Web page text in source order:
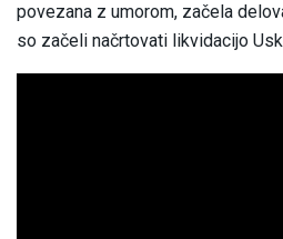
povezana z umorom, začela
so začeli načrtovati likvidacijo